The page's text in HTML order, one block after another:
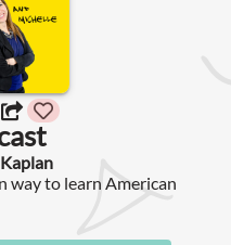
way to learn American